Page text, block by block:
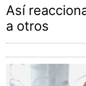
Así
a otros